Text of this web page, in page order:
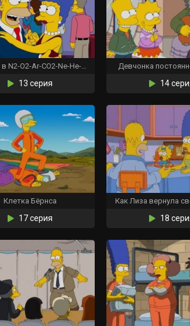
13 серия
Девчонка
14
Клетка Бёрнса
17 серия
Как Лиза вернула
18